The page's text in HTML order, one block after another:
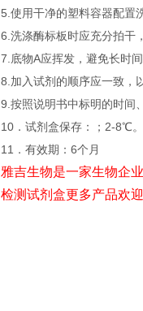
5.使用干净的塑料容器配置
6.洗涤酶标板时应充分拍干
7.底物A应挥发，避免长时
8.加入试剂的顺序应一致，
9.按照说明书中标明的时间
10．试剂盒保存：；2-8℃。
11．有效期：6个月
雅吉生物是一家生物企
检测试剂盒更多产品欢迎